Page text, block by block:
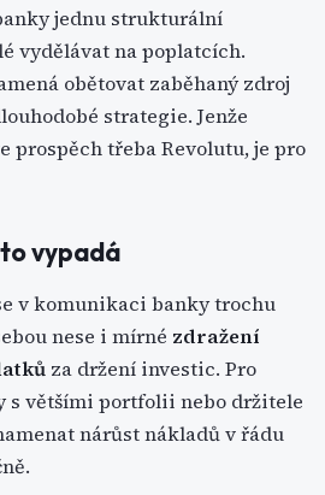
jednu strukturální
vydělávat na poplatcích.
obětovat zaběhaný zdroj
strategie. Jenže
prospěch třeba Revolutu, je pro
vypadá
v komunikaci banky trochu
nese i mírné zdražení
za držení investic. Pro
s většími portfolii nebo držitele
nárůst nákladů v řádu